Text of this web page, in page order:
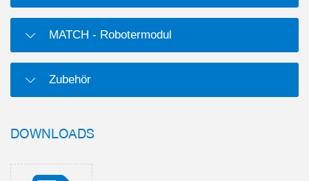
MATCH - Robotermodul
Zubehör
DOWNLOADS